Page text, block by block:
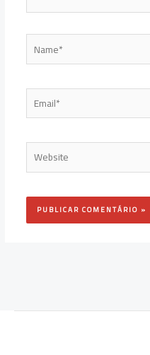
Name*
Email*
Website